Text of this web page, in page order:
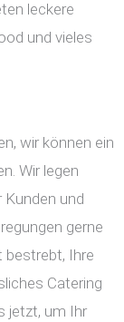
leckere
und vieles
wir können ein
Wir legen
und
gerne
bestrebt, Ihre
Catering
jetzt, um Ihr